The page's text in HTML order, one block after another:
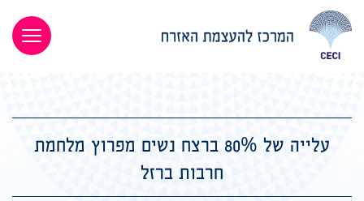
עלייה של 80% ברצח נשים מפרוץ מלחמת
חרבות ברזל